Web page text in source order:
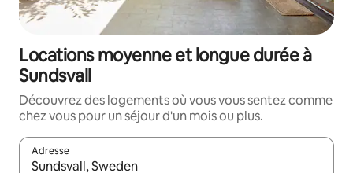
Locations moyenne et longue durée à
Sundsvall
Découvrez des logements où vous vous sentez comme
chez vous pour un séjour d'un mois ou plus.
Adresse
Lorsque les résultats s'affichent, utilisez les flèches vers le